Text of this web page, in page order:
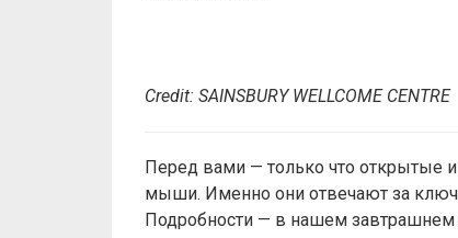
Credit: SAINSBURY WELLCOME CENTRE
Перед вами — только что открытые
мыши. Именно они отвечают за
Подробности — в нашем завтрашнем